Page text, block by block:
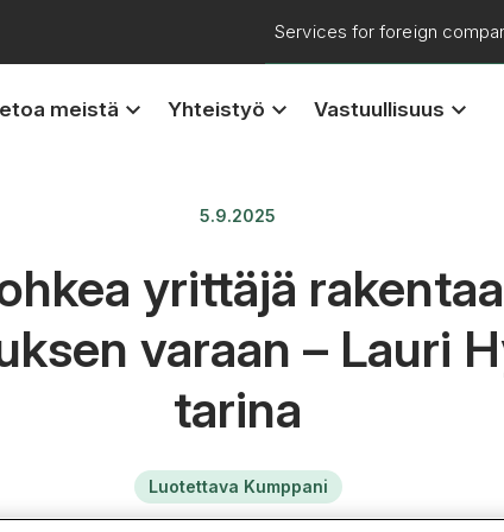
Services for foreign
meistä keyboard_arrow_down Yhteistyö keyboard_arrow_down Vastuullisuus keyboard_arrow_down
5.9.2025
yrittäjä
varaan – Lauri
tarina
Luotettava Kumppani